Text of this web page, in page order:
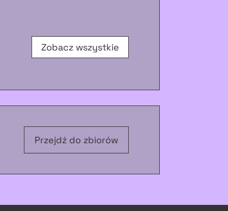
Zobacz wszystkie
Przejdź do zbiorów